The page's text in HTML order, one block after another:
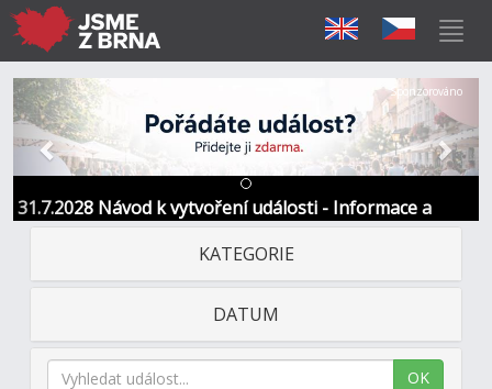
31.7.2028 Návod k vytvoření události - Informace a
kontakt
Předchozí Další
Sponzorováno
KATEGORIE
DATUM
OK